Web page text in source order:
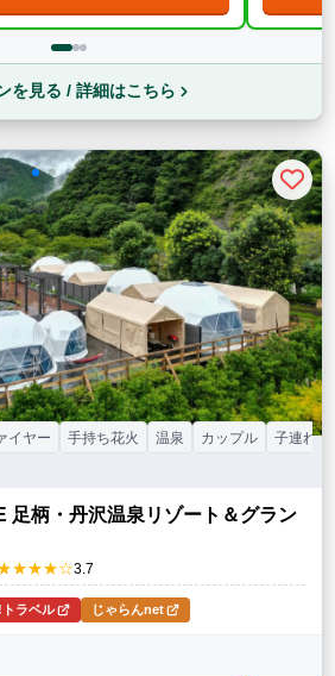
を見る / 詳細はこちら
足柄・丹沢温泉リゾート＆グラン
3.7
イヤー 手持ち花火 温泉 カップル 子連れ
ラベル じゃらんnet